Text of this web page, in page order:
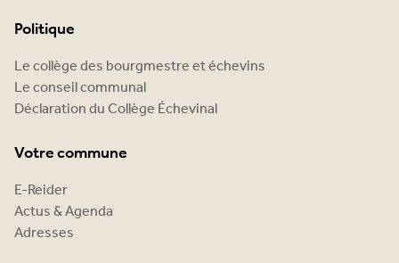
Politique
Le collège des bourgmestre et échevins
Le conseil communal
Déclaration du Collège Échevinal
Votre commune
E-Reider
Actus & Agenda
Adresses